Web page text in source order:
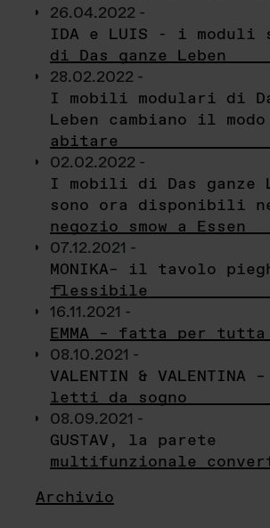
26.04.2022 -
IDA e LUIS - i moduli
di Das ganze Leben
28.02.2022 -
I mobili modulari di
Leben cambiano il
abitare
02.02.2022 -
I mobili di Das ganze
sono ora disponibili
negozio smow a Essen
07.12.2021 -
MONIKA– il tavolo
flessibile
16.11.2021 -
EMMA – fatta per
08.10.2021 -
VALENTIN & VALENTINA
letti da sogno
08.09.2021 -
GUSTAV, la parete
multifunzionale
Archivio